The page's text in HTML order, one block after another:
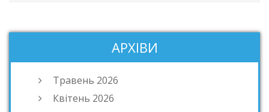
АРХІВИ
Травень 2026
Квітень 2026